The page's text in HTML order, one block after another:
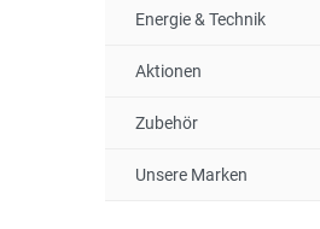
Energie & Technik
Aktionen
Zubehör
Unsere Marken